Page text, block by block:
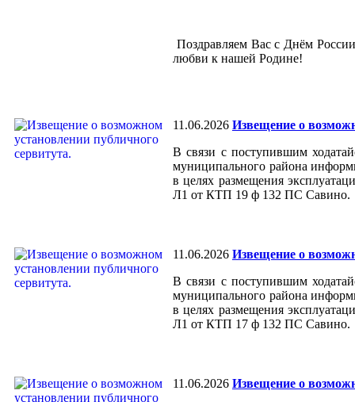
Поздравляем Вас с Днём
любви к нашей Родине!
11.06.2026 Извещение о
В связи с поступившим
муниципального района
в целях размещения
Л1 от КТП 19 ф 132 ПС Савино.
11.06.2026 Извещение о
В связи с поступившим
муниципального района
в целях размещения
Л1 от КТП 17 ф 132 ПС Савино.
11.06.2026 Извещение о